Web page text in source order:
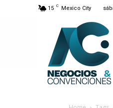
15 C Mexico City